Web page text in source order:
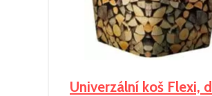
Univerzální koš Flexi,